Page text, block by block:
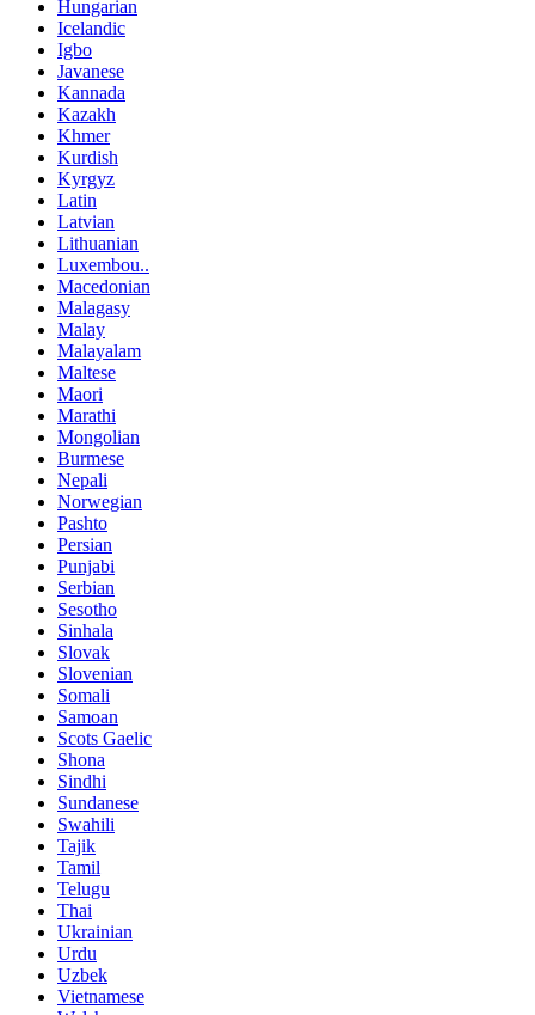
Hungarian
Icelandic
Igbo
Javanese
Kannada
Kazakh
Khmer
Kurdish
Kyrgyz
Latin
Latvian
Lithuanian
Luxembou..
Macedonian
Malagasy
Malay
Malayalam
Maltese
Maori
Marathi
Mongolian
Burmese
Nepali
Norwegian
Pashto
Persian
Punjabi
Serbian
Sesotho
Sinhala
Slovak
Slovenian
Somali
Samoan
Scots Gaelic
Shona
Sindhi
Sundanese
Swahili
Tajik
Tamil
Telugu
Thai
Ukrainian
Urdu
Uzbek
Vietnamese